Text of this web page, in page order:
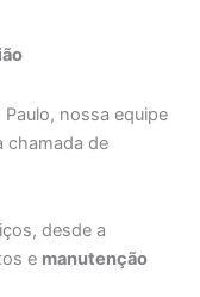
nossa equipe
chamada de
desde a
e manutenção